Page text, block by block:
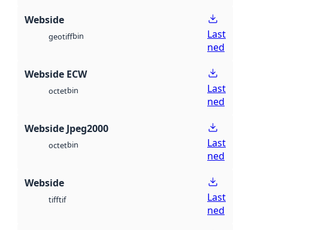
Webside
geotiffbin
Last
ned
Webside ECW
octetbin
Last
ned
Webside Jpeg2000
octetbin
Last
ned
Webside
tifftif
Last
ned